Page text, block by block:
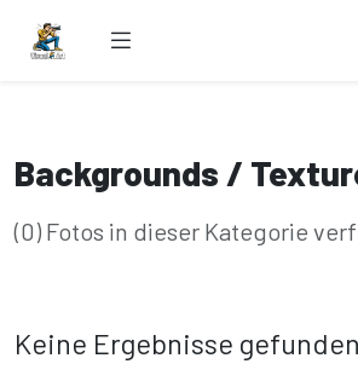
Backgrounds /
(0) Fotos in dieser Kategorie
Keine Ergebnisse gefunden